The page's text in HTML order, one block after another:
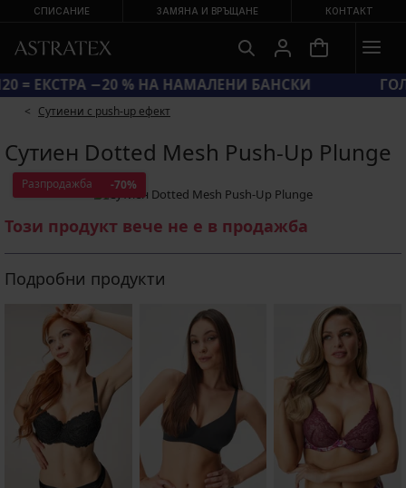
СПИСАНИЕ ЗАМЯНА И ВРЪЩАНЕ КОНТАКТ
КОД SUN20 = ЕКСТРА −20 % НА НАМАЛЕНИ БАНСКИ
Сутиени с push-up ефект
Сутиен Dotted Mesh Push-Up Plunge
Разпродажба -70%
Този продукт вече не е в продажба
Подробни продукти